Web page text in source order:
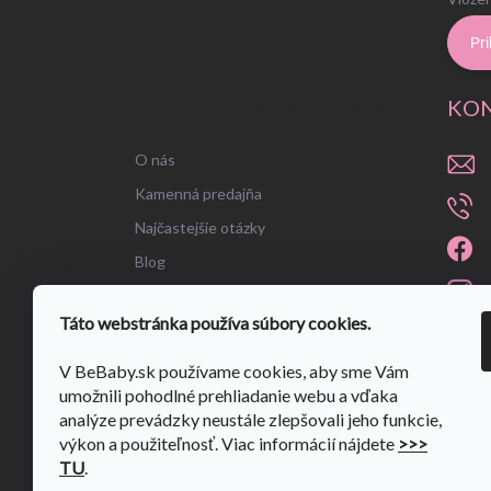
Táto webstránka používa súbory cookies.
V BeBaby.sk používame cookies, aby sme Vám
umožnili pohodlné prehliadanie webu a vďaka
analýze prevádzky neustále zlepšovali jeho funkcie,
výkon a použiteľnosť. Viac informácií nájdete >>>
TU.
O nás
Kamenná predajňa
Najčastejšie otázky
Blog